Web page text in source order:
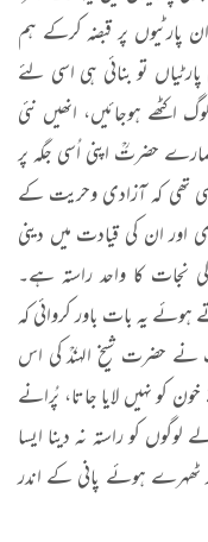
پارٹیوں پر قبضہ کرکے ہم
تو بنائی ہی اسی لئے
اکٹھے ہوجائیں، انھیں نئی
حضرتؒ اپنی اُسی جگہ پر
تھی کہ آزادی وحریت کے
اور ان کی قیادت میں دینی
کا واحد راستہ ہے۔
یہ بات باور کروائی کہ
حضرت شیخ الہندؒ کی اس
کو نہیں لایا جاتا، پُرانے
کو راستہ نہ دینا ایسا
ٹھہرے ہوئے پانی کے اندر